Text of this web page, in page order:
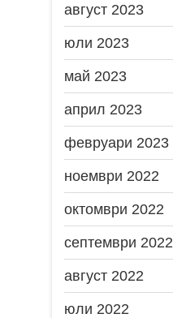
август 2023
юли 2023
май 2023
април 2023
февруари 2023
ноември 2022
октомври 2022
септември 2022
август 2022
юли 2022